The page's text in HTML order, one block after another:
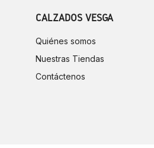
CALZADOS VESGA
Quiénes somos
Nuestras Tiendas
Contáctenos